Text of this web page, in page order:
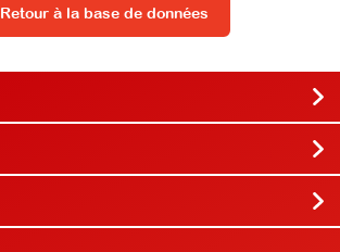
Retour à la base de données